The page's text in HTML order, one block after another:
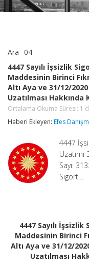
Ara 04
İşsizlik
Sigortası
Kanununun
Geçici
ncı
Maddesinin
Fıkrasında
Alan
Üç
Aylık
Tarihinin
30/6/2021
Tarihine
Kadar
Uzatılması
4447 Sayılı İşsizlik
Maddesinin Birinci
Altı Aya ve 31/12/
Uzatılması Hakkında
Ortalama Okuma Süresi: 1
Haberi Ekleyen: Efes
4447
Sayı:
Sigort…
4447 Sayılı
Maddesinin Birinci
Altı Aya ve 31/12/
Uzatılması